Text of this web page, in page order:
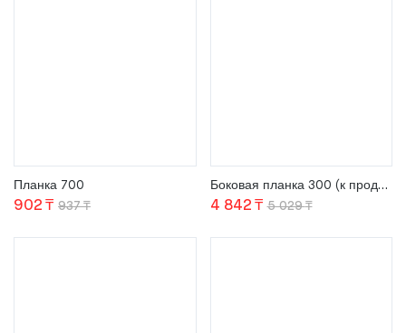
Планка 700
937₸Первоначальная
902 ₸
Текущая
Боковая планка 300 (к продольному разделителю)
5 029₸
4 842 ₸
Текущая